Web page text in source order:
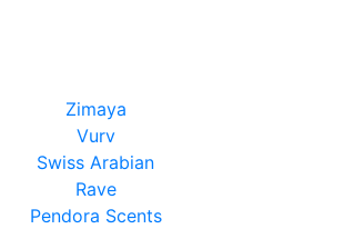
Zimaya
Vurv
Swiss Arabian
Rave
Pendora Scents